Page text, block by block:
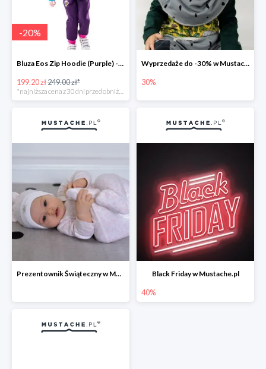
-20%
Bluza Eos Zip Hoodie (Purple) -20%
199.20 zł249.00 zł*
Wyprzedaże do -30% w Mustache.pl
30%
Prezentownik Świąteczny w Mustache.pl Black Friday w Mustache.pl
40%